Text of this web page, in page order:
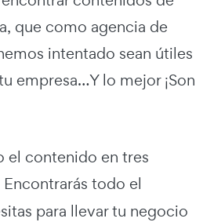
que como agencia de
intentado sean útiles
empresa…Y lo mejor ¡Son
el contenido en tres
Encontrarás todo el
para llevar tu negocio